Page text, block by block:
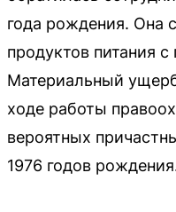
года рождения. Она
продуктов питания с
Материальный
ходе работы
вероятных
1976 годов